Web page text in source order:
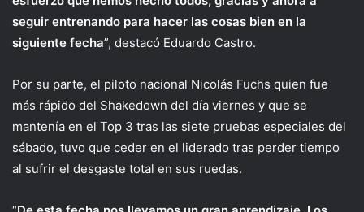
seguir entrenando para hacer las cosas bien en la
siguiente fecha”, destacó Eduardo Castro.
Por su parte, el piloto nacional Nicolás Fuchs quien fue
más rápido del Shakedown del día viernes y que se
mantenía en el Top 3 tras las siete pruebas especiales del
sábado, tuvo que ceder en el liderado tras perder tiempo
al sufrir el desgaste total en sus ruedas.